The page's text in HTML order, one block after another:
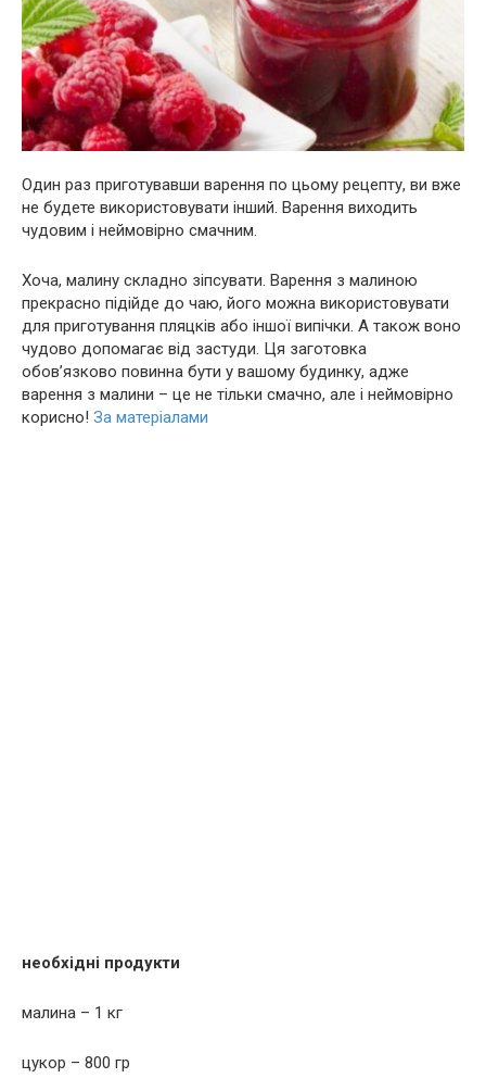
Один раз приготувавши варення по цьому рецепту, ви вже
не будете використовувати інший. Варення виходить
чудовим і неймовірно смачним.
Хоча, малину складно зіпсувати. Варення з малиною
прекрасно підійде до чаю, його можна використовувати
для приготування пляцків або іншої випічки. А також воно
чудово допомагає від заcтуди. Ця заготовка
обов’язково повинна бути у вашому будинку, адже
варення з малини – це не тільки смачно, але і неймовірно
корисно! За матеріалами
необхідні продукти
малина – 1 кг
цукор – 800 гр